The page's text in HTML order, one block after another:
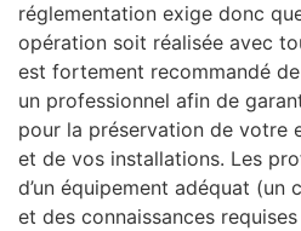
réglementation exige donc
opération soit réalisée avec
est fortement recommandé
un professionnel afin de
pour la préservation de votre
et de vos installations. Les
d’un équipement adéquat (un
et des connaissances